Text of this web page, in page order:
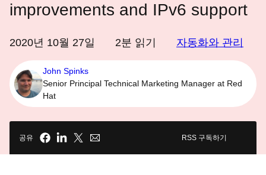
improvements and IPv6 support
2020년 10월 27일 2분 읽기 자동화와 관리
John Spinks
Senior Principal Technical Marketing Manager at Red
Hat
공유 RSS 구독하기